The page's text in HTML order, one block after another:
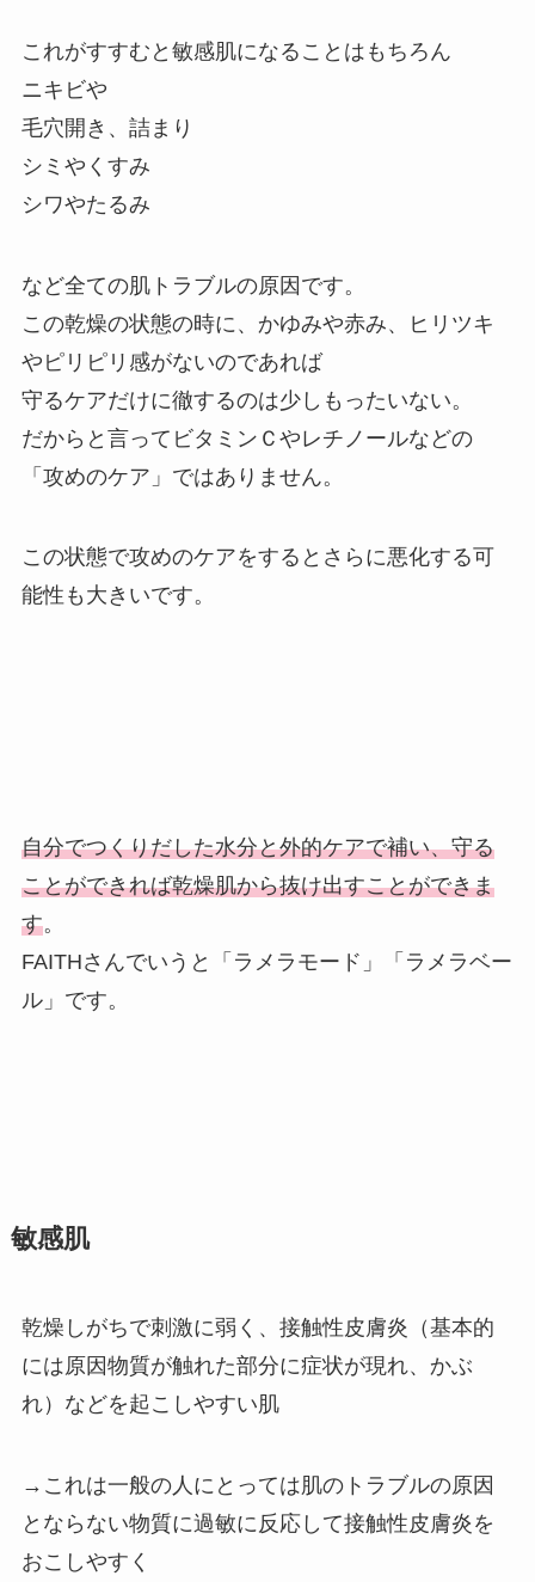
これがすすむと敏感肌になることはもちろん
ニキビや
毛穴開き、詰まり
シミやくすみ
シワやたるみ
など全ての肌トラブルの原因です。
この乾燥の状態の時に、かゆみや赤み、ヒリツキ
やピリピリ感がないのであれば
守るケアだけに徹するのは少しもったいない。
だからと言ってビタミンＣやレチノールなどの
「攻めのケア」ではありません。
この状態で攻めのケアをするとさらに悪化する可
能性も大きいです。
自分でつくりだした水分と外的ケアで補い、守る
ことができれば乾燥肌から抜け出すことができま
す。
FAITHさんでいうと「ラメラモード」「ラメラベー
ル」です。
敏感肌
乾燥しがちで刺激に弱く、接触性皮膚炎（基本的
には原因物質が触れた部分に症状が現れ、かぶ
れ）などを起こしやすい肌
→これは一般の人にとっては肌のトラブルの原因
とならない物質に過敏に反応して接触性皮膚炎を
おこしやすく